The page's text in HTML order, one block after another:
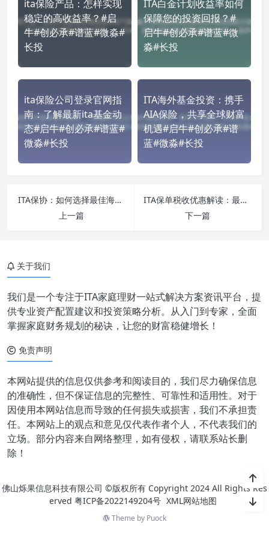
ita保险产品：怎样实现
稳定的高收益率？#启
牛#创必承#谱蓝#微淼#
长投
ITA白金计划收益率如何
保障您的投资回报？#
启牛#创必承#谱蓝#微
淼#长投
ita保险公司登录官网指
南：了解最新ita基金动
态#启牛#创必承#谱蓝#
微淼#长投
ITA海外基金投资：携手
AIA保险，共享全球财富
机遇#启牛#创必承#谱
蓝#微淼#长投
ITA保协：如何选择最佳海外基金投资？#启牛#创必承#谱蓝#微淼#长投
上一篇
ITA保单税收优惠解读：最大程度提升您的财务回报率#启牛#创必承#谱蓝#微淼#长投
下一篇
关于我们
我们是一个专注于ITA家庭理财一站式解决方案资讯平台，提
供专业资产配置建议和投资策略分析。从入门到专家，全面
掌握家庭财务规划的秘诀，让您的财富稳健增长！
免责声明
本网站提供的信息仅供参考和阅读目的，我们尽力确保信息
的准确性，但不保证信息的完整性、可靠性和适用性。对于
因使用本网站信息而导致的任何损失或损害，我们不承担责
任。本网站上的观点和意见仅代表作者个人，不代表我们的
立场。部分内容来自网络整理，如有侵权，请联系站长删
除！
佛山烁果信息科技有限公司 ©版权所有 Copyright 2024 All Rights Res
erved 粤ICP备2022149204号 XML网站地图
Theme by Puock